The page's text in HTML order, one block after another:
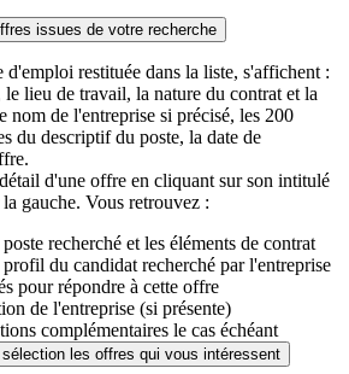
issues de votre recherche
d'emploi restituée dans la liste, s'affichent :
lieu de travail, la nature du contrat et la
nom de l'entreprise si précisé, les 200
du descriptif du poste, la date de
d'une offre en cliquant sur son intitulé
gauche. Vous retrouvez :
recherché et les éléments de contrat
du candidat recherché par l'entreprise
pour répondre à cette offre
de l'entreprise (si présente)
complémentaires le cas échéant
les offres qui vous intéressent